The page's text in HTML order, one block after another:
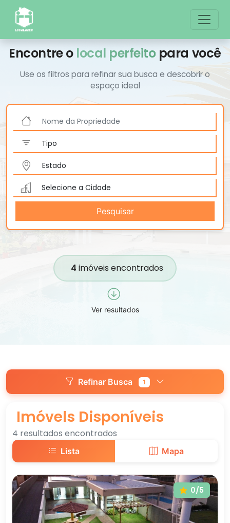
Encontre o local perfeito para você
Use os filtros para refinar sua busca e descobrir o
espaço ideal
Pesquisar
4 imóveis encontrados
Ver resultados
Refinar Busca 1
Imóvels Disponíveis
4 resultados encontrados
Lista Mapa
0/5